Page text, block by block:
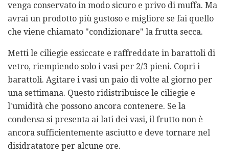
venga conservato in modo sicuro e privo di muffa. Ma
avrai un prodotto più gustoso e migliore se fai quello
che viene chiamato "condizionare" la frutta secca.
Metti le ciliegie essiccate e raffreddate in barattoli di
vetro, riempiendo solo i vasi per 2/3 pieni. Copri i
barattoli. Agitare i vasi un paio di volte al giorno per
una settimana. Questo ridistribuisce le ciliegie e
l'umidità che possono ancora contenere. Se la
condensa si presenta ai lati dei vasi, il frutto non è
ancora sufficientemente asciutto e deve tornare nel
disidratatore per alcune ore.